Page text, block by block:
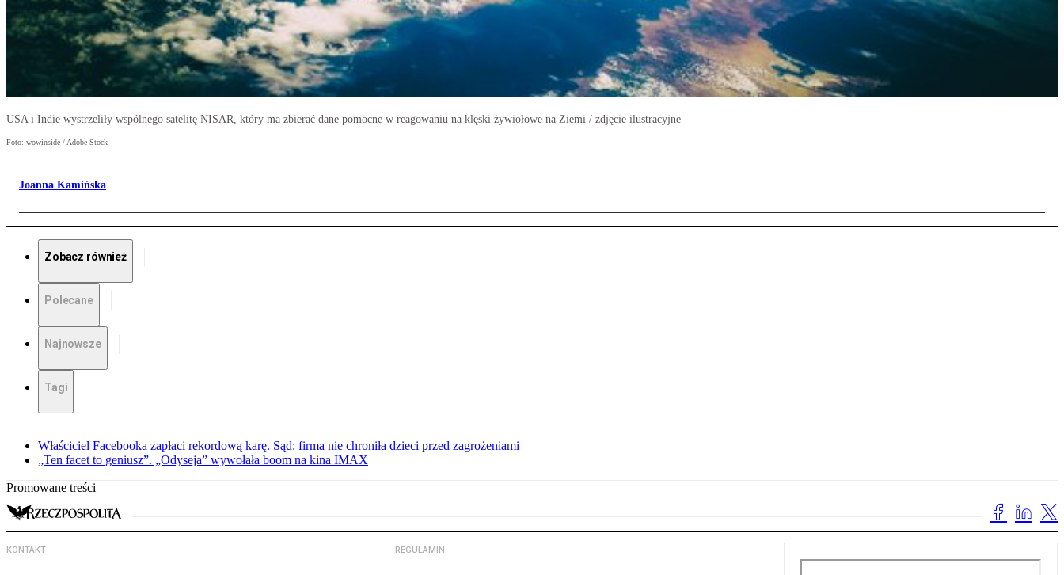
USA i Indie wystrzeliły wspólnego satelitę NISAR, który ma zbierać dane pomocne w reagowaniu na klęski żywiołowe na Ziemi / zdjęcie ilustracyjne
Foto: wowinside / Adobe Stock
Joanna Kamińska
Zobacz również
Polecane
Najnowsze
Tagi
Właściciel Facebooka zapłaci rekordową karę. Sąd: firma nie chroniła dzieci przed zagrożeniami
„Ten facet to geniusz”. „Odyseja” wywołała boom na kina IMAX
Promowane treści
KONTAKT REGULAMIN